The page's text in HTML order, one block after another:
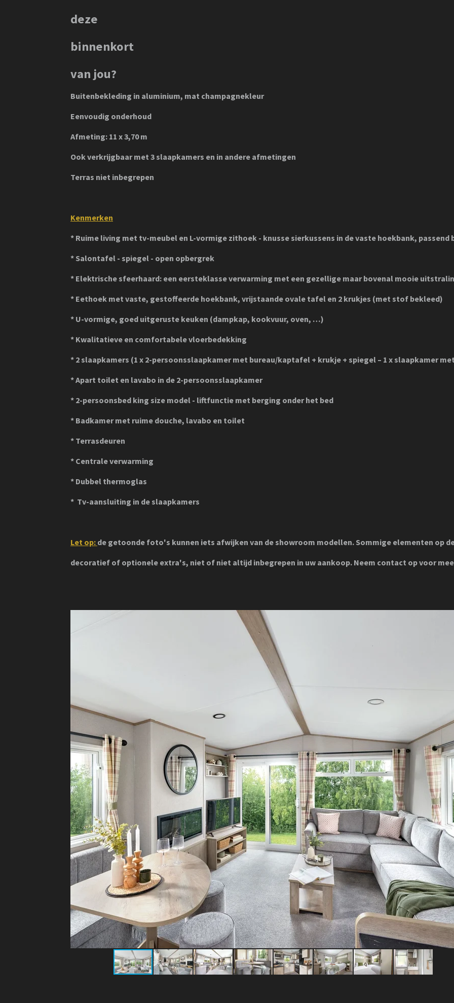
deze
binnenkort
van jou?
Buitenbekleding in aluminium, mat champagnekleur
Eenvoudig onderhoud
Afmeting: 11 x 3,70 m
Ook verkrijgbaar met 3 slaapkamers en in andere afmetingen
Terras niet inbegrepen
Kenmerken
* Ruime living met tv-meubel en L-vormige zithoek - knusse sierkussens in de vaste hoekbank, passend
* Salontafel - spiegel - open opbergrek
* Elektrische sfeerhaard: een eersteklasse verwarming met een gezellige maar bovenal mooie
* Eethoek met vaste, gestoffeerde hoekbank, vrijstaande ovale tafel en 2 krukjes (met stof bekleed)
* U-vormige, goed uitgeruste keuken (dampkap, kookvuur, oven, …)
* Kwalitatieve en comfortabele vloerbedekking
* 2 slaapkamers (1 x 2-persoonsslaapkamer met bureau/kaptafel + krukje + spiegel – 1 x slaapkamer
* Apart toilet en lavabo in de 2-persoonsslaapkamer
* 2-persoonsbed king size model - liftfunctie met berging onder het bed
* Badkamer met ruime douche, lavabo en toilet
* Terrasdeuren
* Centrale verwarming
* Dubbel thermoglas
* Tv-aansluiting in de slaapkamers
Let op: de getoonde foto's kunnen iets afwijken van de showroom modellen. Sommige elementen op
decoratief of optionele extra's, niet of niet altijd inbegrepen in uw aankoop. Neem contact op voor